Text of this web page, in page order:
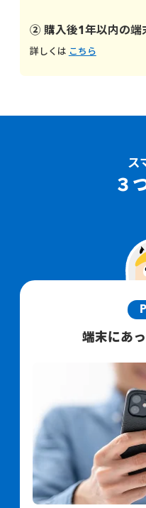
② 購入後1年以内の端
詳しくは こちら
ス
３
端末にあ